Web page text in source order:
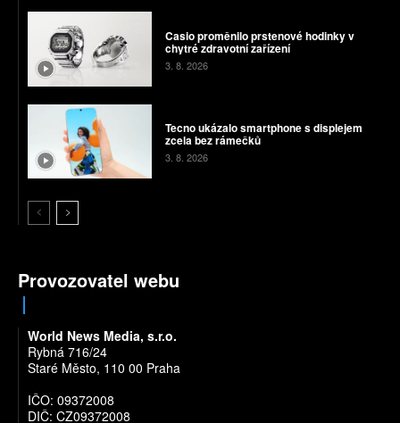
Casio proměnilo prstenové hodinky v
chytré zdravotní zařízení
3. 8. 2026
Tecno ukázalo smartphone s displejem
zcela bez rámečků
3. 8. 2026
Provozovatel webu
World News Media, s.r.o.
Rybná 716/24
Staré Město, 110 00 Praha
IČO: 09372008
DIČ: CZ09372008